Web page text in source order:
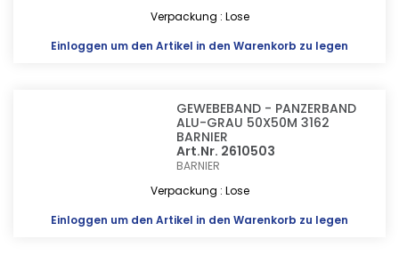
Verpackung : Lose
Einloggen um den Artikel in den Warenkorb zu legen
GEWEBEBAND - PANZERBAND
ALU-GRAU 50X50M 3162
BARNIER
Art.Nr. 2610503
BARNIER
Verpackung : Lose
Einloggen um den Artikel in den Warenkorb zu legen